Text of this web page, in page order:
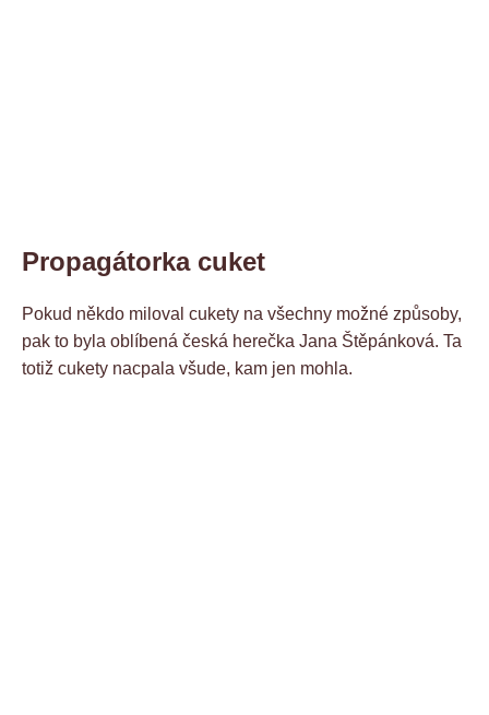
Propagátorka cuket
Pokud někdo miloval cukety na všechny možné způsoby,
pak to byla oblíbená česká herečka Jana Štěpánková. Ta
totiž cukety nacpala všude, kam jen mohla.